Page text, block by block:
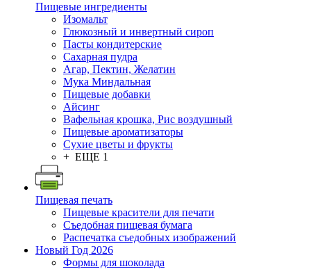
Пищевые ингредиенты
Изомальт
Глюкозный и инвертный сироп
Пасты кондитерские
Сахарная пудра
Агар, Пектин, Желатин
Мука Миндальная
Пищевые добавки
Айсинг
Вафельная крошка, Рис воздушный
Пищевые ароматизаторы
Сухие цветы и фрукты
+ ЕЩЕ 1
Пищевая печать
Пищевые красители для печати
Съедобная пищевая бумага
Распечатка съедобных изображений
Новый Год 2026
Формы для шоколада